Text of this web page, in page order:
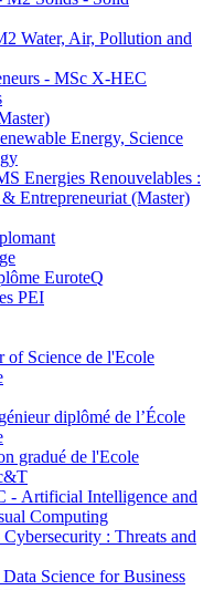
Water, Air, Pollution and
- MSc X-HEC
Energy, Science
Energies Renouvelables :
Entrepreneuriat (Master)
EuroteQ
PEI
of Science de l'Ecole
diplômé de l’École
gradué de l'Ecole
- Artificial Intelligence and
Computing
: Threats and
Science for Business